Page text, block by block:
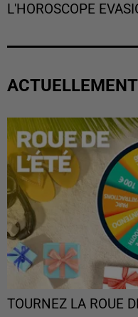
L'HOROSCOPE
TOURNEZ LA ROUE